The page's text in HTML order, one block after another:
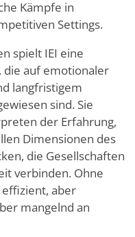
Kämpfe in
Settings.
spielt IEI eine
die auf emotionaler
langfristigem
sind. Sie
der Erfahrung,
Dimensionen des
die Gesellschaften
verbinden. Ohne
effizient, aber
mangelnd an